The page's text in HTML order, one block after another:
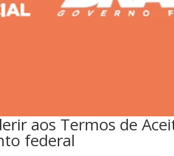
aos Termos de
federal